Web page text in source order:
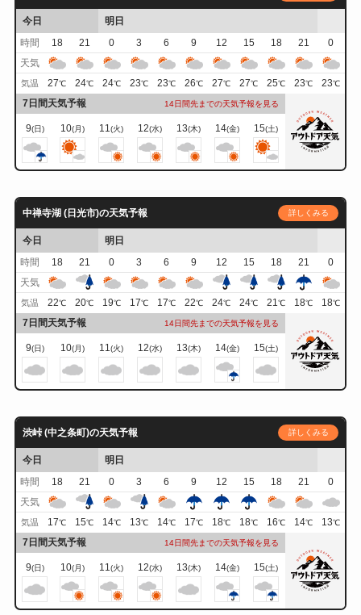
今日
明日
時間
18 21 0 3 6 9 12 15 18 21
0
天気
気温 27℃ 24℃ 24℃ 23℃ 23℃ 26℃ 27℃ 27℃ 25℃ 23℃ 23℃
7日間天気予報 14日間先までの天気予報を見る
9(日) 10(月) 11 (火) 12(水) 13(木) 14(金) 15(土)
中禅寺湖 (日光市)の天気予報 詳しくみる
今日
明日
時間
18 21 0 3 6 9 12 15 18 21
0
天気
気温 22℃ 20℃ 19℃ 17℃ 17℃ 22℃ 24℃ 24℃ 21℃ 18℃ 18℃
7日間天気予報 14日間先までの天気予報を見る
9(日) 10(月) 11(火) 12(水) 13(木) 14(金) 15(土)
渋峠 (中之条町)の天気予報 詳しくみる
今日
明日
時間
18 21 0 3 6 9 12 15 18 21
0
天気
気温 17℃ 15℃ 14℃ 13℃ 14℃ 17℃ 18℃ 18℃ 16℃ 14℃ 13℃
7日間天気予報 14日間先までの天気予報を見る
9(日) 10(月) 11(火) 12(水) 13(木) 14(金) 15(土)